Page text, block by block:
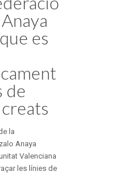
es
de
la
Anaya
Valenciana
les línies de